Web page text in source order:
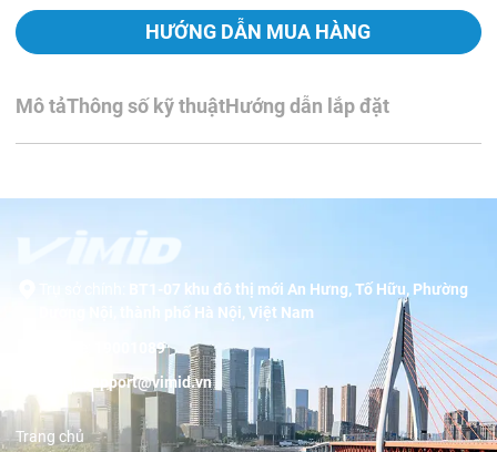
HƯỚNG DẪN MUA HÀNG
Mô tảThông số kỹ thuậtHướng dẫn lắp đặt
BT1-07 khu đô thị mới An Hưng, Tố Hữu, Phường
Dương Nội, thành phố Hà Nội, Việt Nam
19001089
support@vimid.vn
Trang chủ